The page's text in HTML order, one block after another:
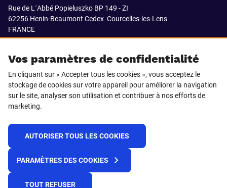
Vos paramètres de confidentialité
En cliquant sur « Accepter tous les cookies », vous acceptez le
stockage de cookies sur votre appareil pour améliorer la navigation
sur le site, analyser son utilisation et contribuer à nos efforts de
marketing.
AUTORISER TOUS LES COOKIES
PARAMÈTRES DES COOKIES
TOUT REFUSER
Rue de L´Abbé Popieluszko BP 149 - ZI
62256 Henin-Beaumont Cedex Courcelles-les-Lens
FRANCE
SUIVEZ-NOUS SUR
© 2021 APOK